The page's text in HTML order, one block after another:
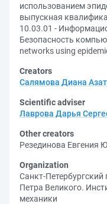
использованием
выпускная
10.03.01 -
Безопасность
networks using
Creators
Салямова Диана
Scientific adviser
Лаврова Дарья
Other creators
Резединова Евгения
Organization
Санкт-Петербургский
Петра Великого.
механики